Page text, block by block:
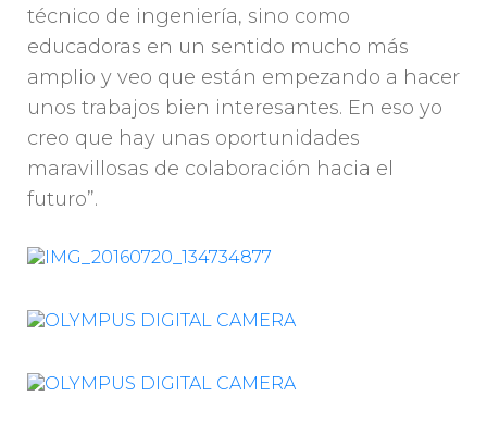
técnico de ingeniería, sino como
educadoras en un sentido mucho más
amplio y veo que están empezando a hacer
unos trabajos bien interesantes. En eso yo
creo que hay unas oportunidades
maravillosas de colaboración hacia el
futuro”.